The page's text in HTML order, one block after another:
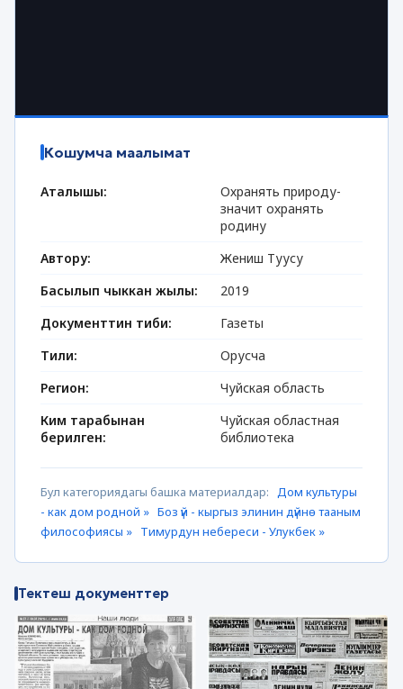
Кошумча маалымат
Аталышы:
Охранять природу-
значит охранять
родину
Автору:
Жениш Туусу
Басылып чыккан жылы:
2019
Документтин тиби:
Газеты
Тили:
Орусча
Регион:
Чуйская область
Ким тарабынан
берилген:
Чуйская областная
библиотека
Бул категориядагы башка материалдар: Дом культуры
- как дом родной » Боз үй - кыргыз элинин дүйнө тааным
философиясы » Тимурдун небереси - Улукбек »
Тектеш документтер